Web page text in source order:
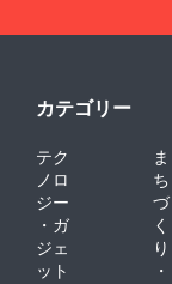
カテゴリー
テク
ノロ
ジー
・ガ
ジェ
ット
ま
ち
づ
く
り
・